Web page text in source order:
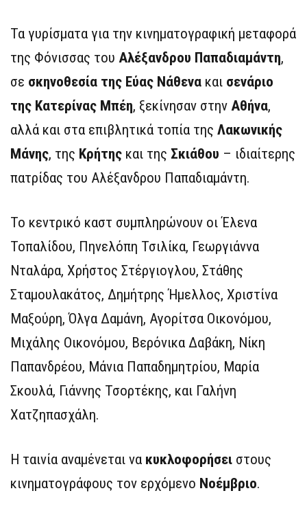
Τα γυρίσματα για την κινηματογραφική μεταφορά
της Φόνισσας του Αλέξανδρου Παπαδιαμάντη,
σε σκηνοθεσία της Εύας Νάθενα και σενάριο
της Κατερίνας Μπέη, ξεκίνησαν στην Αθήνα,
αλλά και στα επιβλητικά τοπία της Λακωνικής
Μάνης, της Κρήτης και της Σκιάθου – ιδιαίτερης
πατρίδας του Αλέξανδρου Παπαδιαμάντη.
Το κεντρικό καστ συμπληρώνουν οι Έλενα
Τοπαλίδου, Πηνελόπη Τσιλίκα, Γεωργιάννα
Νταλάρα, Χρήστος Στέργιογλου, Στάθης
Σταμουλακάτος, Δημήτρης Ήμελλος, Χριστίνα
Μαξούρη, Όλγα Δαμάνη, Αγορίτσα Οικονόμου,
Μιχάλης Οικονόμου, Βερόνικα Δαβάκη, Νίκη
Παπανδρέου, Μάνια Παπαδημητρίου, Μαρία
Σκουλά, Γιάννης Τσορτέκης, και Γαλήνη
Χατζηπασχάλη.
Η ταινία αναμένεται να κυκλοφορήσει στους
κινηματογράφους τον ερχόμενο Νοέμβριο.